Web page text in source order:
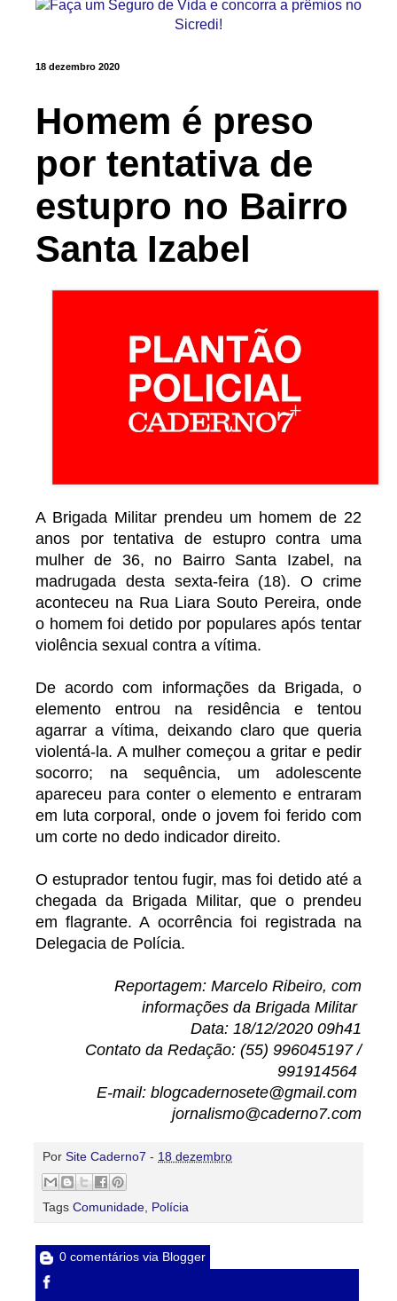
18 dezembro 2020
Homem é preso
por tentativa de
estupro no Bairro
Santa Izabel
A Brigada Militar prendeu um homem de 22
anos por tentativa de estupro contra uma
mulher de 36, no Bairro Santa Izabel, na
madrugada desta sexta-feira (18). O crime
aconteceu na Rua Liara Souto Pereira, onde
o homem foi detido por populares após tentar
violência sexual contra a vítima.
De acordo com informações da Brigada, o
elemento entrou na residência e tentou
agarrar a vítima, deixando claro que queria
violentá-la. A mulher começou a gritar e pedir
socorro; na sequência, um adolescente
apareceu para conter o elemento e entraram
em luta corporal, onde o jovem foi ferido com
um corte no dedo indicador direito.
O estuprador tentou fugir, mas foi detido até a
chegada da Brigada Militar, que o prendeu
em flagrante. A ocorrência foi registrada na
Delegacia de Polícia.
Reportagem: Marcelo Ribeiro, com
informações da Brigada Militar
Data: 18/12/2020 09h41
Contato da Redação: (55) 996045197 /
991914564
E-mail: blogcadernosete@gmail.com
jornalismo@caderno7.com
Por Site Caderno7 - 18 dezembro
Tags Comunidade Polícia
0 comentários via Blogger